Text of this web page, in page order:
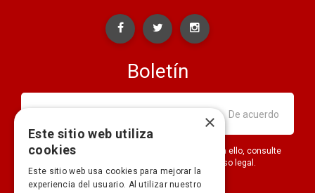
Boletín
Puede darse de baja en cualquier momento. Para ello, consulte
nuestra información de contacto en el aviso legal.
×
Este sitio web utiliza
cookies
Este sitio web usa cookies para mejorar la
experiencia del usuario. Al utilizar nuestro